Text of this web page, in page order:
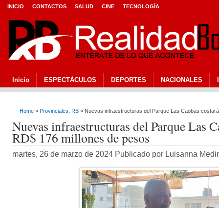
INICIO CONTACTOS SALUD CINE TECNOLOGÍA
Inicio ESPECTÁCULOS DEPORTES NACIONALES
Home » Provinciales RB » Nuevas infraestructuras del Parque Las Caobas
Nuevas infraestructuras del Parque Las
RD$ 176 millones de pesos
martes, 26 de marzo de 2024 Publicado por Luisanna